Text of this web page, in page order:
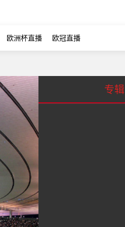
欧洲杯直播 欧冠直播
专辑